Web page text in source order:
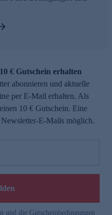
€ Gutschein erhalten
abonnieren und aktuelle
per E-Mail erhalten. Als
10 € Gutschein. Eine
E-Mails möglich.
und die Gutscheinbedingungen